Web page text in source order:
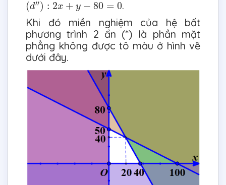
(d′′) : 2x + y − 80 = 0.
Khi đó miền nghiệm của hệ bất
phương trình 2 ẩn (*) là phần mặt
phẳng không được tô màu ở hình vẽ
dưới đây.